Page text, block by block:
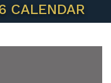
CALENDAR